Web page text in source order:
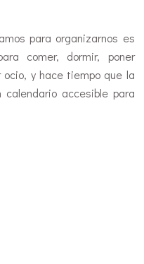
para organizarnos es
comer, dormir, poner
ocio, y hace tiempo que la
accesible para